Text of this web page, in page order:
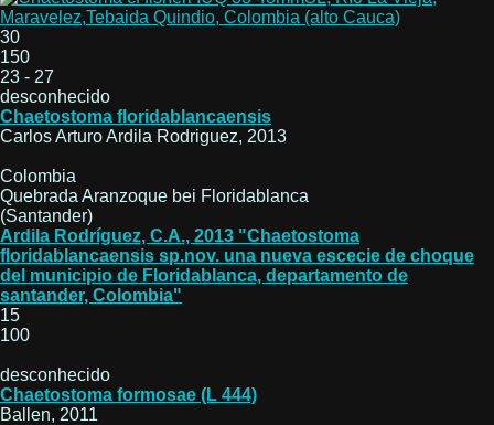
30
150
23 - 27
desconhecido
Chaetostoma floridablancaensis
Carlos Arturo Ardila Rodriguez, 2013
Colombia
Quebrada Aranzoque bei Floridablanca
(Santander)
Ardila Rodríguez, C.A., 2013 "Chaetostoma
floridablancaensis sp.nov. una nueva escecie de choque
del municipio de Floridablanca, departamento de
santander, Colombia"
15
100
desconhecido
Chaetostoma formosae (L 444)
Ballen, 2011